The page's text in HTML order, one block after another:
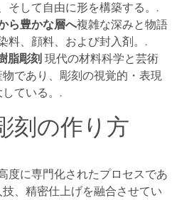
そして自由に形を構築する。.
ら豊かな層へ複雑な深みと物語
料、顔料、および封入剤。.
脂彫刻 現代の材料科学と芸術
であり、彫刻の視覚的・表現
ている。.
刻の作り方
度に専門化されたプロセスであ
、精密仕上げを融合させてい